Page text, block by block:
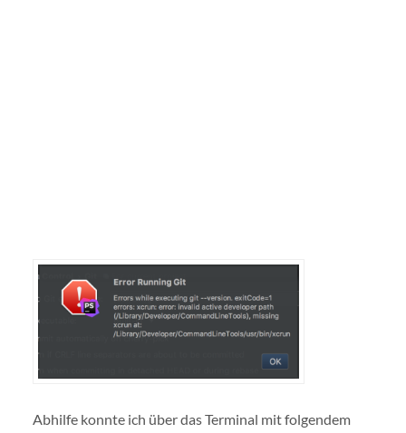
Abhilfe konnte ich über das Terminal mit folgendem